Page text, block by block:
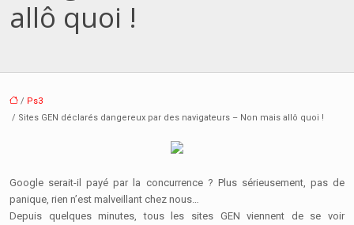
allô quoi !
/ Ps3
/ Sites GEN déclarés dangereux par des navigateurs – Non mais allô quoi !
Google serait-il payé par la concurrence ? Plus sérieusement, pas de
panique, rien n’est malveillant chez nous…
Depuis quelques minutes, tous les sites GEN viennent de se voir